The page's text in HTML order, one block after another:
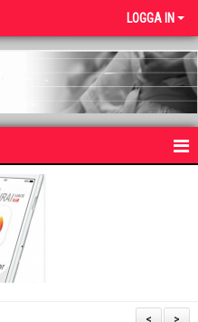
LOGGA IN
>
<